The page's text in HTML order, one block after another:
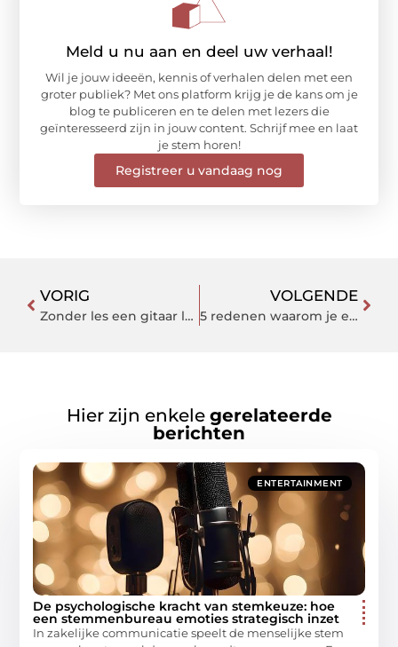
Meld u nu aan en deel uw verhaal!
Wil je jouw ideeën, kennis of verhalen delen met een
groter publiek? Met ons platform krijg je de kans om je
blog te publiceren en te delen met lezers die
geïnteresseerd zijn in jouw content. Schrijf mee en laat
je stem horen!
Registreer u vandaag nog
VORIG
Zonder les een gitaar leren spelen
VOLGENDE
5 redenen waarom je een beveiligingscamera set wilt
Hier zijn enkele gerelateerde
berichten
ENTERTAINMENT
De psychologische kracht van stemkeuze: hoe
een stemmenbureau emoties strategisch inzet
In zakelijke communicatie speelt de menselijke stem